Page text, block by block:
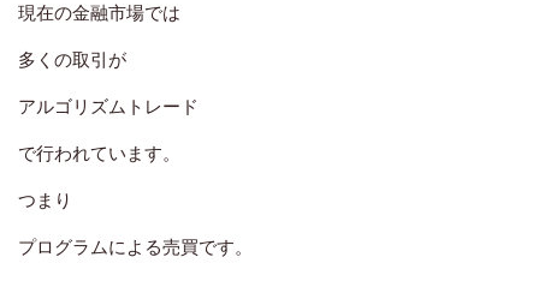
現在の金融市場では
多くの取引が
アルゴリズムトレード
で行われています。
つまり
プログラムによる売買です。